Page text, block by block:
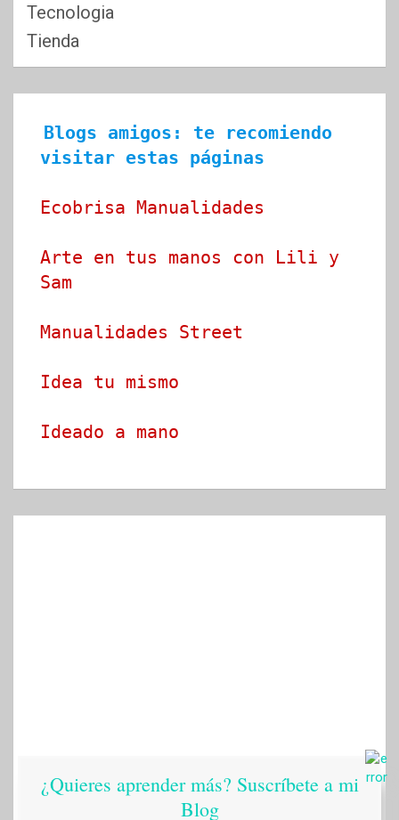
Tecnologia
Tienda
Blogs amigos: te recomiendo
visitar estas páginas
Ecobrisa Manualidades
Arte en tus manos con Lili y
Sam
Manualidades Street
Idea tu mismo
Ideado a mano
¿Quieres aprender más? Suscríbete a mi
Blog